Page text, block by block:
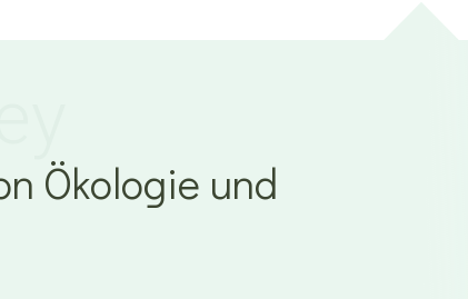
Ökologie und